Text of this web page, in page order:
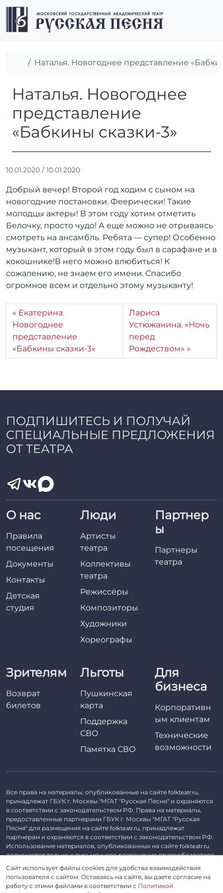
Перейти к содержимому
Перейти к футеру
Главная
Наталья. Новогоднее представление
Наталья. Новогоднее
Наталья. Новогоднее
представление
«Бабкины сказки-3»
10.01.2020 / 10.01.2020
т
о
р
r
r
_
a
d
m
n
Добрый вечер! Второй год ходим с сыном на
новогодние постановки. Феерически! Такие
молодцы актеры! В этом году хотим отметить
Белочку, просто чудо! А еще можно не отрываясь
смотреть на ансамбль. Ребята — супер! Особенно
музыкант, который в этом году был в сарафане и в
кокошнике!В него можно влюбиться! К
сожалению, не знаем его имени. Спасибо
огромное всем и отдельно этому музыканту!
Екатерина.
Новогоднее
представление
«Бабкины сказки-3»
Лариса
Устюжанина. «Ночь
перед
Рождеством»
ПОДПИШИТЕСЬ И ПОЛУЧАЙ
СПЕЦИАЛЬНЫЕ ПРЕДЛОЖЕНИЯ
ОТ ТЕАТРА
О нас
Правила
посещения
Документы
Контакты
Детская
студия
Люди
Артисты
театра
Коллективы
театра
Режиссёры
Композиторы
Художники
Хореографы
Партнер
ы
Партнеры
театра
Зрителям
Возврат
билетов
Льготы
Пушкинская
карта
Поддержка
СВО
Памятка СВО
Для
бизнеса
Корпоративн
ым клиентам
Технические
возможности
Все права на материалы, опубликованные на сайте folkteatr.ru,
принадлежат ГБУК г. Москвы "МГАТ "Русская Песня" и охраняются
в соответствии с законодательством РФ. Права на материалы,
предоставленные партнерами ГБУК г. Москвы "МГАТ "Русская
Песня" для размещения на сайте folkteatr.ru, принадлежат
партнерам и охраняются в соответствии с законодательством РФ.
Использование материалов, опубликованных на сайте folkteatr.ru
допускается только с письменного разрешения правообладателя.
©2026 ГБУК г. Москвы «МГАТ «Русская песня». ОГРН 1027739279182,
ИНН 7714039052.
Сайт использует файлы cookies для удобства взаимодействия
пользователя с сайтом. Оставаясь на сайте, вы даете согласие на
работу с этими файлами в соответствии с Политикой